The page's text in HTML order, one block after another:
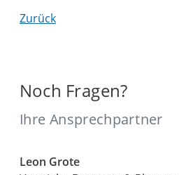
Zurück
Noch Fragen?
Ihre Ansprechpartner
Leon Grote